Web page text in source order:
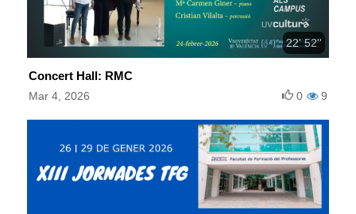
22' 52''
Concert Hall: RMC
Mar 4, 2026 9
0